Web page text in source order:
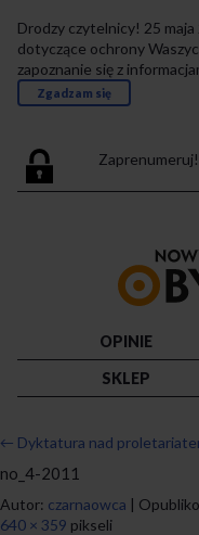
Drodzy czytelnicy! 25
dotyczące ochrony
zapoznanie się z
Zgadzam się
Zaprenumeruj!
OPINIE
SKLEP
← Dyktatura nad
no_4-2011
Autor: czarnaowca |
640 × 359 pikseli